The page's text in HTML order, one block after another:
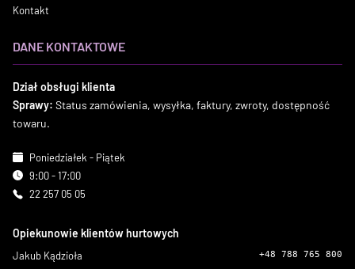
Kontakt
DANE KONTAKTOWE
Dział obsługi klienta
Sprawy: Status zamówienia, wysyłka, faktury, zwroty, dostępność
towaru.
Poniedziałek - Piątek
9:00 - 17:00
22 257 05 05
Opiekunowie klientów hurtowych
Jakub Kądzioła +48 788 765 800